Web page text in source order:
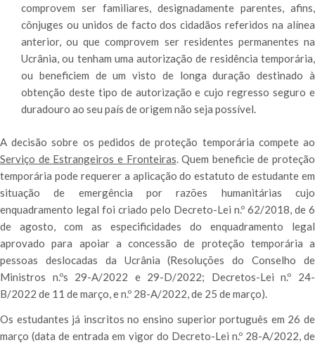
comprovem ser familiares, designadamente parentes, afins,
cônjuges ou unidos de facto dos cidadãos referidos na alínea
anterior, ou que comprovem ser residentes permanentes na
Ucrânia, ou tenham uma autorização de residência temporária,
ou beneficiem de um visto de longa duração destinado à
obtenção deste tipo de autorização e cujo regresso seguro e
duradouro ao seu país de origem não seja possível.
A decisão sobre os pedidos de proteção temporária compete ao
Serviço de Estrangeiros e Fronteiras. Quem beneficie de proteção
temporária pode requerer a aplicação do estatuto de estudante em
situação de emergência por razões humanitárias cujo
enquadramento legal foi criado pelo Decreto-Lei n.º 62/2018, de 6
de agosto, com as especificidades do enquadramento legal
aprovado para apoiar a concessão de proteção temporária a
pessoas deslocadas da Ucrânia (Resoluções do Conselho de
Ministros n.ºs 29-A/2022 e 29-D/2022; Decretos-Lei n.º 24-
B/2022 de 11 de março, e n.º 28-A/2022, de 25 de março).
Os estudantes já inscritos no ensino superior português em 26 de
março (data de entrada em vigor do Decreto-Lei n.º 28-A/2022, de